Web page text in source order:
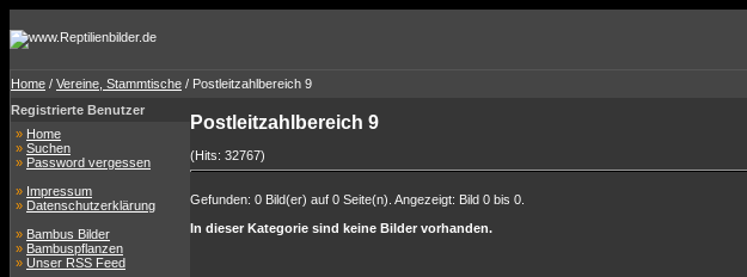
Home / Vereine, Stammtische / Postleitzahlbereich 9
Registrierte Benutzer
» Home
» Suchen
» Password vergessen
» Impressum
» Datenschutzerklärung
» Bambus Bilder
» Bambuspflanzen
» Unser RSS Feed
Postleitzahlbereich 9
(Hits: 32767)
Gefunden: 0 Bild(er) auf 0 Seite(n). Angezeigt: Bild 0 bis 0.
In dieser Kategorie sind keine Bilder vorhanden.